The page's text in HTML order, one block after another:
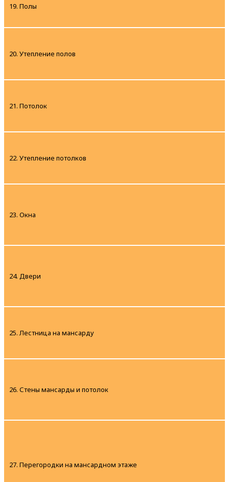
19. Полы
20. Утепление полов
21. Потолок
22. Утепление потолков
23. Окна
24. Двери
25. Лестница на мансарду
26. Стены мансарды и потолок
27. Перегородки на мансардном этаже